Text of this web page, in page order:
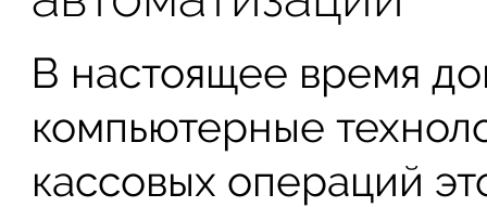
В настоящее время
компьютерные
кассовых операций